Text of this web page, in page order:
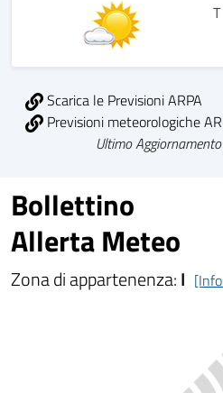
Scarica le Previsioni ARPA
Previsioni meteorologiche
Ultimo
Bollettino
Allerta Meteo
Zona di appartenenza:I